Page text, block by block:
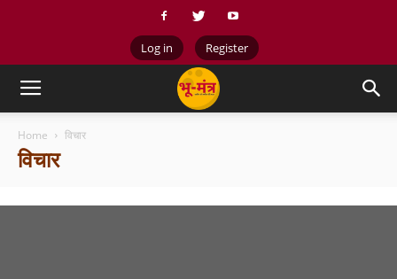
Log in Register
Home विचार
विचार